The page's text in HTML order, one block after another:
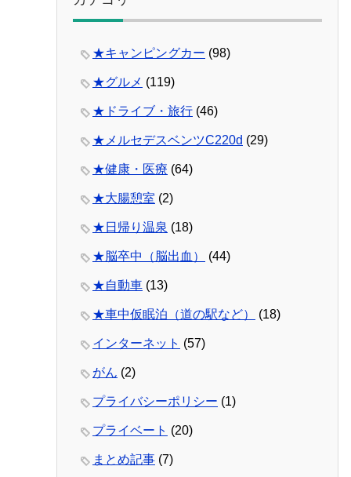
★キャンピングカー (98)
★グルメ (119)
★ドライブ・旅行 (46)
★メルセデスベンツC220d (29)
★健康・医療 (64)
★大腸憩室 (2)
★日帰り温泉 (18)
★脳卒中（脳出血） (44)
★自動車 (13)
★車中仮眠泊（道の駅など） (18)
インターネット (57)
がん (2)
プライバシーポリシー (1)
プライベート (20)
まとめ記事 (7)